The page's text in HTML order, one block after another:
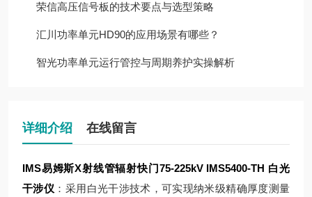
荣信高压信号板的技术要点与选型策略
汇川功率单元HD90的应用场景有哪些？
智光功率单元运行管控与周期养护实操解析
详细介绍 在线留言
IMS易姆斯X射线管辐射快门75-225kV IMS5400-TH 白光
干涉仪 ：采用白光干涉技术，可实现纳米级精确厚度测量